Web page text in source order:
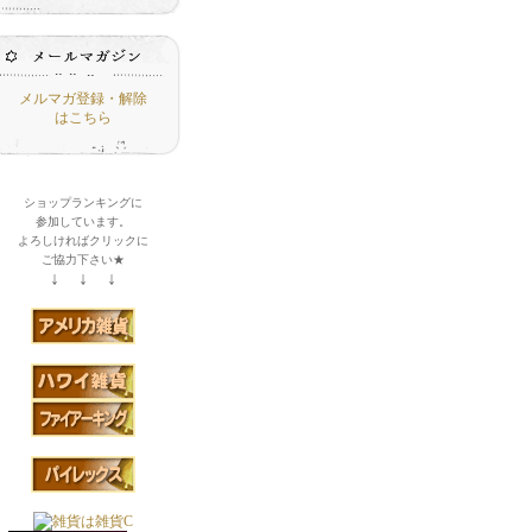
メルマガ登録・解除
はこちら
ショップランキングに
参加しています。
よろしければクリックに
ご協力下さい★
↓ ↓ ↓